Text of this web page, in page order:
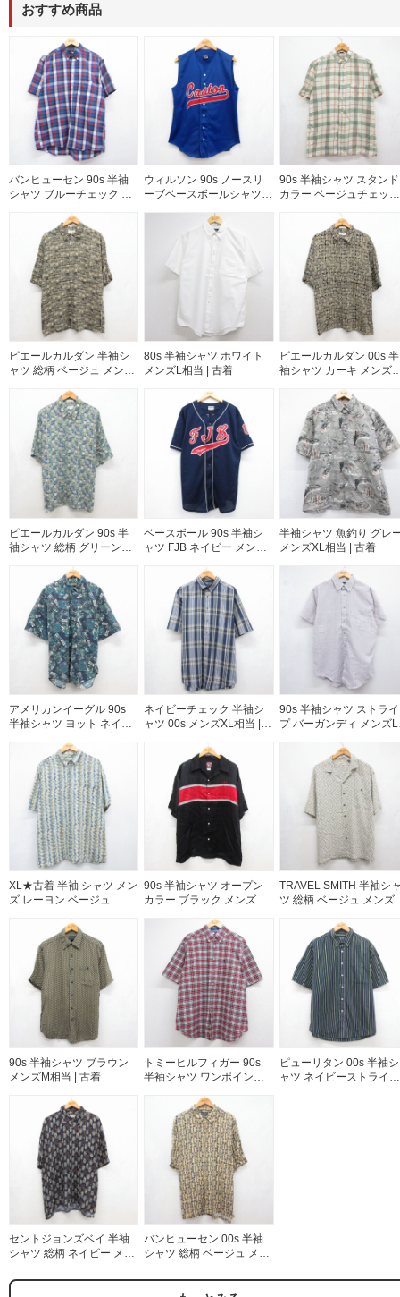
おすすめ商品
バンヒューセン 90s 半袖
シャツ ブルーチェック メ
ウィルソン 90s ノースリ
ーブベースボールシャツ
メンズM相当 | 古着
90s 半袖シャツ スタンド
カラー ベージュチェック
ピエールカルダン 半袖シ
ャツ 総柄 ベージュ メンズ
80s 半袖シャツ ホワイト
メンズL相当 | 古着
ピエールカルダン 00s 半
袖シャツ カーキ メンズ
ピエールカルダン 90s 半
袖シャツ 総柄 グリーンチ
ベースボール 90s 半袖シ
ャツ FJB ネイビー メンズ
半袖シャツ 魚釣り グレ
メンズXL相当 | 古着
アメリカンイーグル 90s
半袖シャツ ヨット ネイビ
ネイビーチェック 半袖シ
ャツ 00s メンズXL相当 |
90s 半袖シャツ ストライ
プ バーガンディ メンズL
XL★古着 半袖 シャツ メン
ズ レーヨン ベージュ
90s 半袖シャツ オープン
カラー ブラック メンズXL
TRAVEL SMITH 半袖シ
ツ 総柄 ベージュ メンズ
90s 半袖シャツ ブラウン
メンズM相当 | 古着
トミーヒルフィガー 90s
半袖シャツ ワンポイント
ズXL相当 | 古着
ピューリタン 00s 半袖シ
ャツ ネイビーストライプ
セントジョンズベイ 半袖
シャツ 総柄 ネイビー メン
バンヒューセン 00s 半袖
シャツ 総柄 ベージュ メン